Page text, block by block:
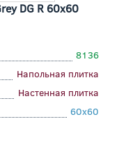
DG R 60x60
8136
Напольная плитка
Настенная плитка
60x60